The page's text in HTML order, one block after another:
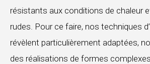
résistants aux conditions de chaleur
rudes. Pour ce faire, nos techniques
révèlent particulièrement adaptées,
des réalisations de formes